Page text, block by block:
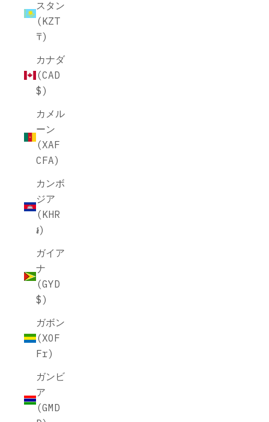
スタン
(KZT
₸)
カナダ
(CAD
$)
カメル
ーン
(XAF
CFA)
カンボ
ジア
(KHR
៛)
ガイア
ナ
(GYD
$)
ガボン
(XOF
Fr)
ガンビ
ア
(GMD